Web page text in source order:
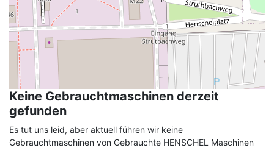
Keine Gebrauchtmaschinen derzeit
gefunden
Es tut uns leid, aber aktuell führen wir keine
Gebrauchtmaschinen von Gebrauchte HENSCHEL Maschinen